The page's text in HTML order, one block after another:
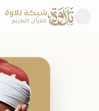
شبكة تلاوة
للقرآن الكريم